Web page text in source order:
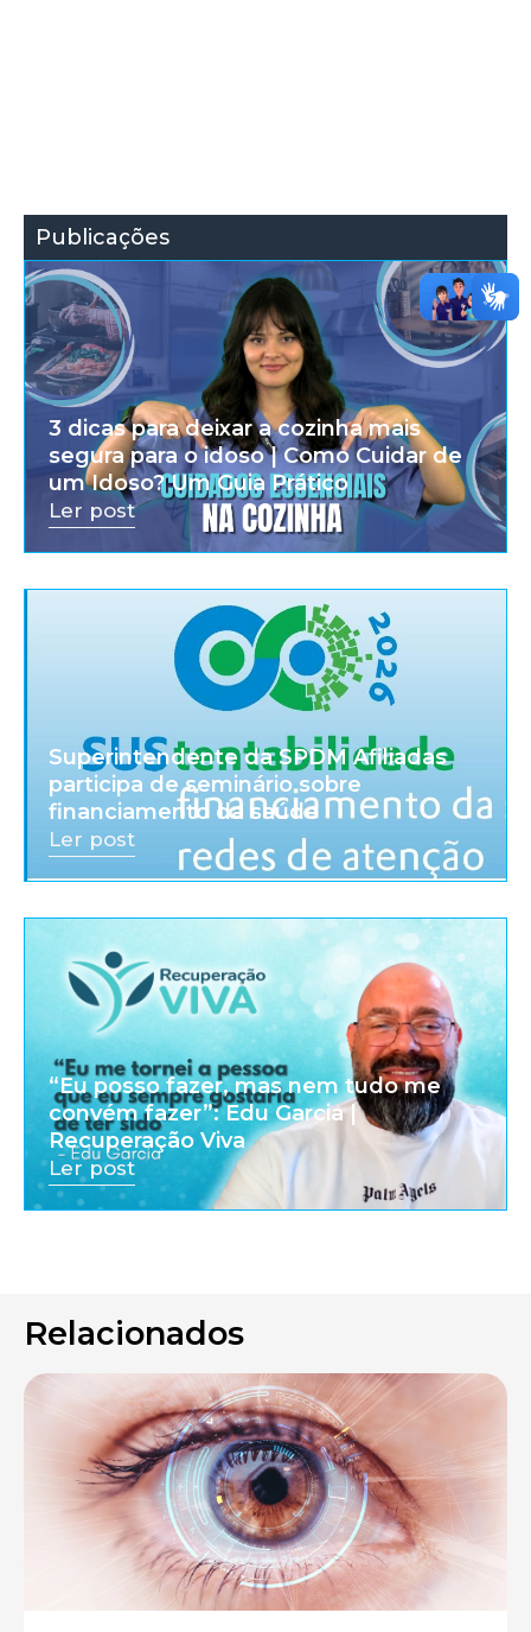
Publicações
3 dicas para deixar a cozinha mais
segura para o idoso | Como Cuidar de
um Idoso? Um Guia Prático
Ler post
Superintendente da SPDM Afiliadas
participa de seminário sobre
financiamento da saúde
Ler post
“Eu posso fazer, mas nem tudo me
convém fazer”: Edu Garcia |
Recuperação Viva
Ler post
Relacionados